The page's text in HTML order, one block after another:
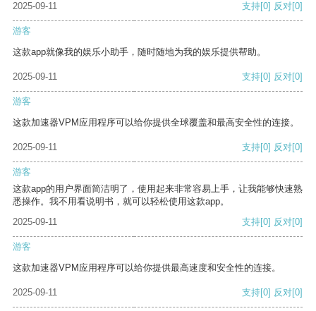
2025-09-11 支持[0] 反对[0]
游客
这款app就像我的娱乐小助手，随时随地为我的娱乐提供帮助。
2025-09-11 支持[0] 反对[0]
游客
这款加速器VPM应用程序可以给你提供全球覆盖和最高安全性的连接。
2025-09-11 支持[0] 反对[0]
游客
这款app的用户界面简洁明了，使用起来非常容易上手，让我能够快速熟
悉操作。我不用看说明书，就可以轻松使用这款app。
2025-09-11
支持[0] 反对[0]
游客
这款加速器VPM应用程序可以给你提供最高速度和安全性的连接。
2025-09-11 支持[0] 反对[0]